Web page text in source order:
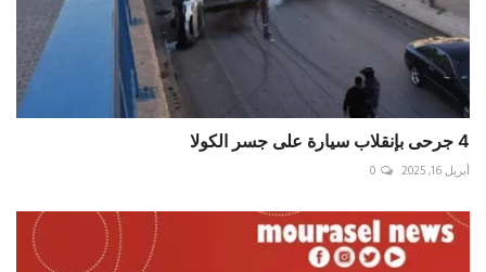
4 جرحى بإنقلاب سيارة على جسر ‎الكولا
أبريل 16, 2025 0